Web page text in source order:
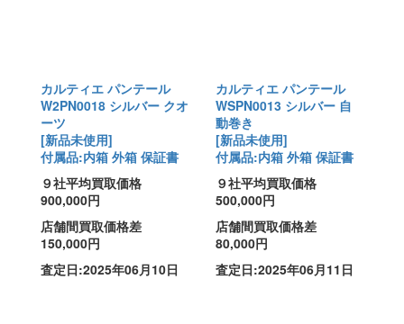
カルティエ パンテール
W2PN0018 シルバー クオ
ーツ
[新品未使用]
付属品:内箱 外箱 保証書
９社平均買取価格
900,000円
店舗間買取価格差
150,000円
査定日:2025年06月10日
カルティエ パンテール
WSPN0013 シルバー 自
動巻き
[新品未使用]
付属品:内箱 外箱 保証書
９社平均買取価格
500,000円
店舗間買取価格差
80,000円
査定日:2025年06月11日